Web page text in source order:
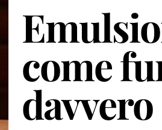
come
davvero